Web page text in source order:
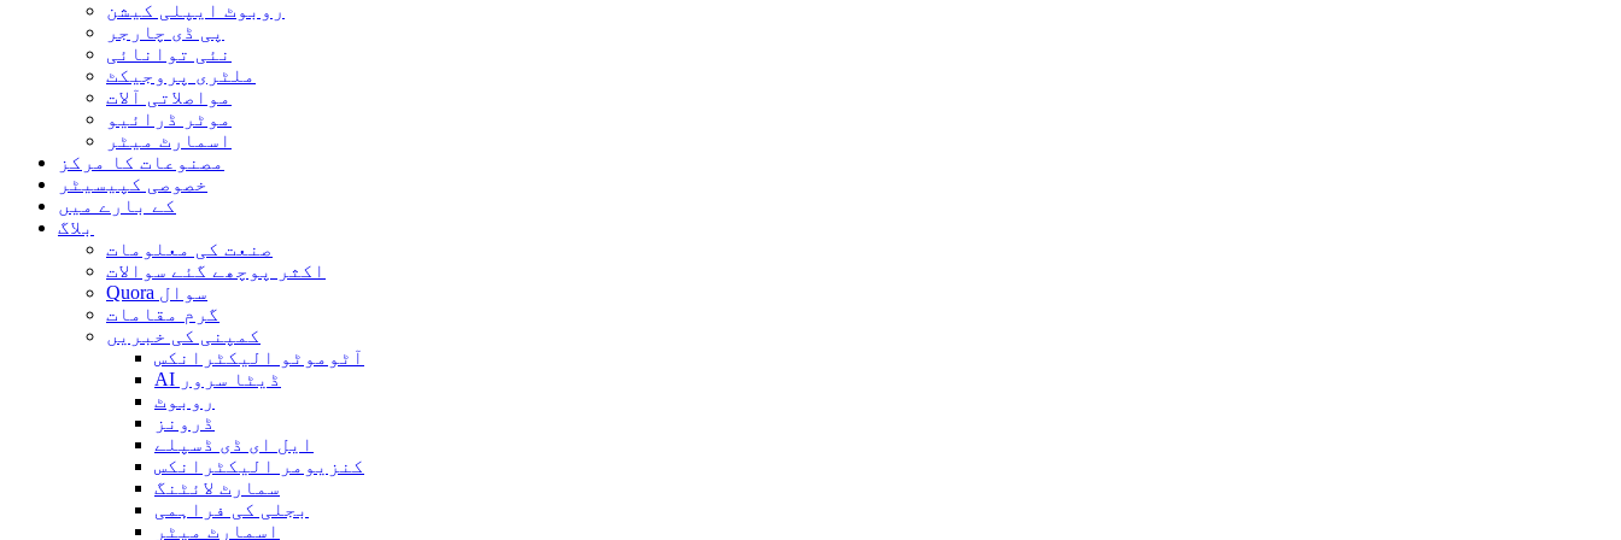
روبوٹ ایپلی کیشن
پی ڈی چارجر
نئی توانائی
ملٹری پروجیکٹ
مواصلاتی آلات
موٹر ڈرائیو
اسمارٹ میٹر
مصنوعات کا مرکز
خصوصی کپیسیٹر
کے بارے میں
بلاگ
صنعت کی معلومات
اکثر پوچھے گئے سوالات
Quora سوال
گرم مقامات
کمپنی کی خبریں
آٹوموٹو الیکٹرانکس
AI ڈیٹا سرور
روبوٹ
ڈرونز
ایل ای ڈی ڈسپلے
کنزیومر الیکٹرانکس
سمارٹ لائٹنگ
بجلی کی فراہمی
اسمارٹ میٹر